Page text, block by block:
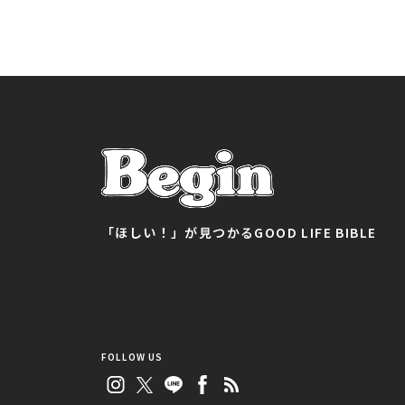
「ほしい！」が見つかる GOOD LIFE BIBLE
FOLLOW US